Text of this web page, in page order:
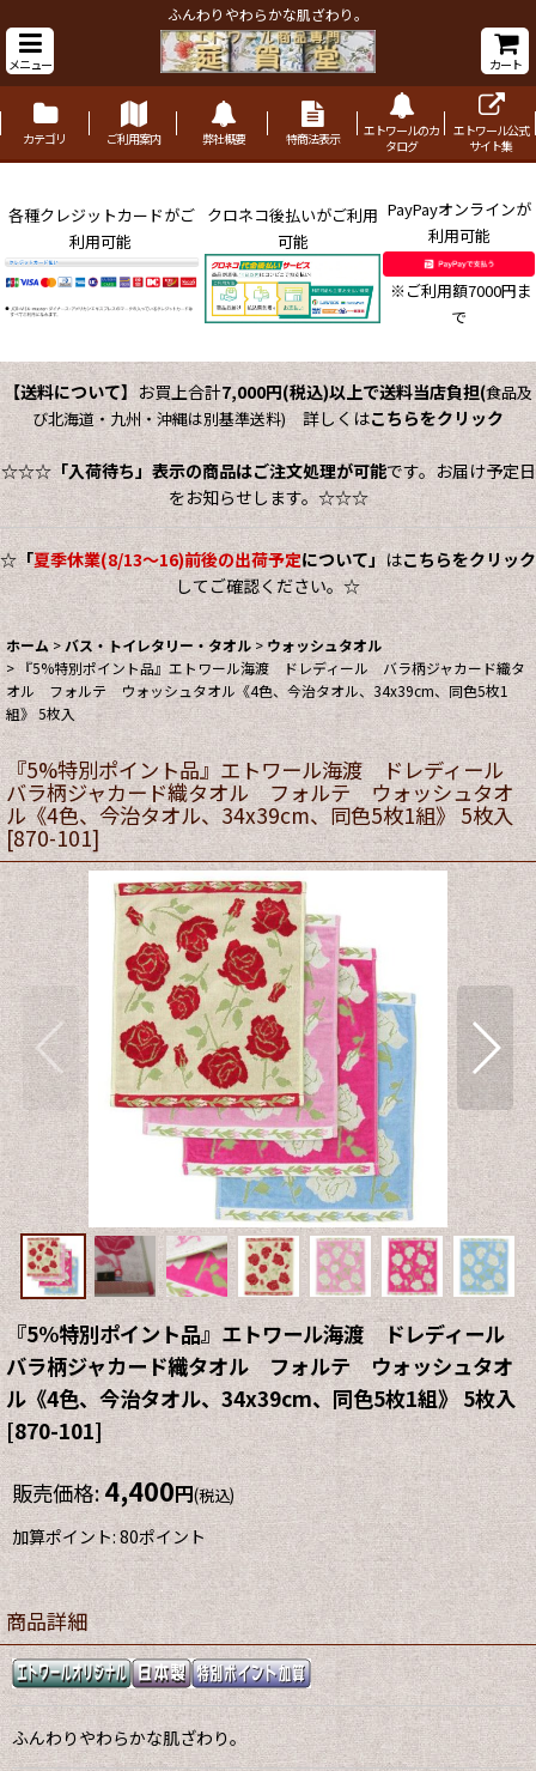
ふんわりやわらかな肌ざわり。
メニュー カート
カテゴリ ご利用案内 弊社概要 特商法表示
エトワールのカ
タログ
エトワール公式
サイト集
各種クレジットカードがご
利用可能
クロネコ後払いがご利用
可能
PayPayオンラインが
利用可能
※ご利用額7000円ま
で
【送料について】 お買上合計7,000円(税込)以上で送料当店負担(食品及
び北海道・九州・沖縄は別基準送料)詳しくはこちらをクリック
☆☆☆「入荷待ち」表示の商品はご注文処理が可能です。お届け予定日
をお知らせします。☆☆☆
☆「夏季休業(8/13～16)前後の出荷予定について」はこちらをクリック
してご確認ください。☆
ホーム > バス・トイレタリー・タオル >ウォッシュタオル
> 『5%特別ポイント品』エトワール海渡 ドレディール バラ柄ジャカード織タ
オル フォルテ ウォッシュタオル《4色、今治タオル、34x39cm、同色5枚1
組》 5枚入
『5%特別ポイント品』エトワール海渡 ドレディール
バラ柄ジャカード織タオル フォルテ ウォッシュタオ
ル《4色、今治タオル、34x39cm、同色5枚1組》 5枚入
[870-101]
『5%特別ポイント品』エトワール海渡 ドレディール
バラ柄ジャカード織タオル フォルテ ウォッシュタオ
ル《4色、今治タオル、34x39cm、同色5枚1組》 5枚入
[870-101]
販売価格:4,400円(税込)
加算ポイント: 80ポイント
商品詳細
ふんわりやわらかな肌ざわり。